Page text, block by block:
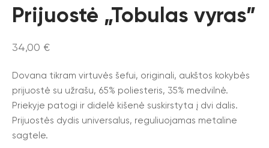
Prijuostė „Tobulas vyras”
34,00 €
Dovana tikram virtuvės šefui, originali, aukštos kokybės
prijuostė su užrašu, 65% poliesteris, 35% medvilnė.
Priekyje patogi ir didelė kišenė suskirstyta į dvi dalis.
Prijuostės dydis universalus, reguliuojamas metaline
sagtele.